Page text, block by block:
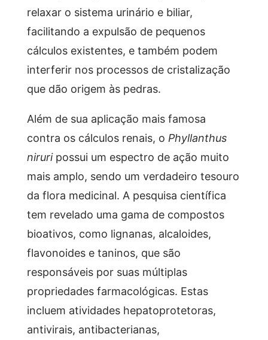
relaxar o sistema urinário e biliar,
facilitando a expulsão de pequenos
cálculos existentes, e também podem
interferir nos processos de cristalização
que dão origem às pedras.
Além de sua aplicação mais famosa
contra os cálculos renais, o Phyllanthus
niruripossui um espectro de ação muito
mais amplo, sendo um verdadeiro tesouro
da flora medicinal. A pesquisa científica
tem revelado uma gama de compostos
bioativos, como lignanas, alcaloides,
flavonoides e taninos, que são
responsáveis por suas múltiplas
propriedades farmacológicas. Estas
incluem atividades hepatoprotetoras,
antivirais, antibacterianas,